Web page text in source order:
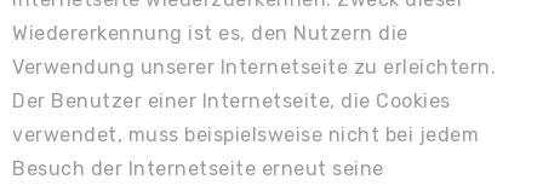
Wiedererkennung ist es, den Nutzern die
Verwendung unserer Internetseite zu erleichtern.
Der Benutzer einer Internetseite, die Cookies
verwendet, muss beispielsweise nicht bei jedem
Besuch der Internetseite erneut seine